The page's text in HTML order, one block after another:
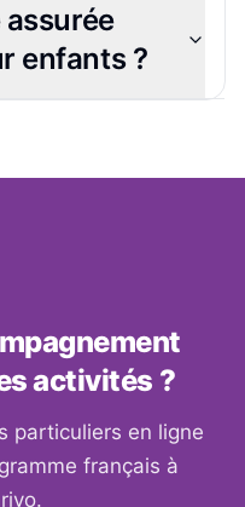
enfants ?
activités ?
particuliers en ligne
français à
.